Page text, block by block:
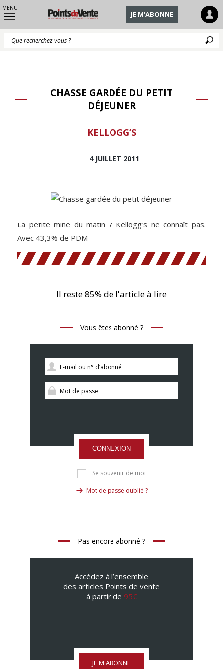
MENU
JE M'ABONNE
CHASSE GARDÉE DU PETIT
DÉJEUNER
KELLOGG’S
4 JUILLET 2011
La petite mine du matin ? Kellogg’s ne connaît pas.
Avec 43,3% de PDM
Il reste 85% de l'article à lire
Vous êtes abonné ?
CONNEXION
Se souvenir de moi
Mot de passe oublié ?
Pas encore abonné ?
Accédez à l’ensemble
des articles Points de vente
à partir de 95€
JE M'ABONNE